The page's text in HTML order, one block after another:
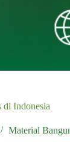
di Indonesia
Material